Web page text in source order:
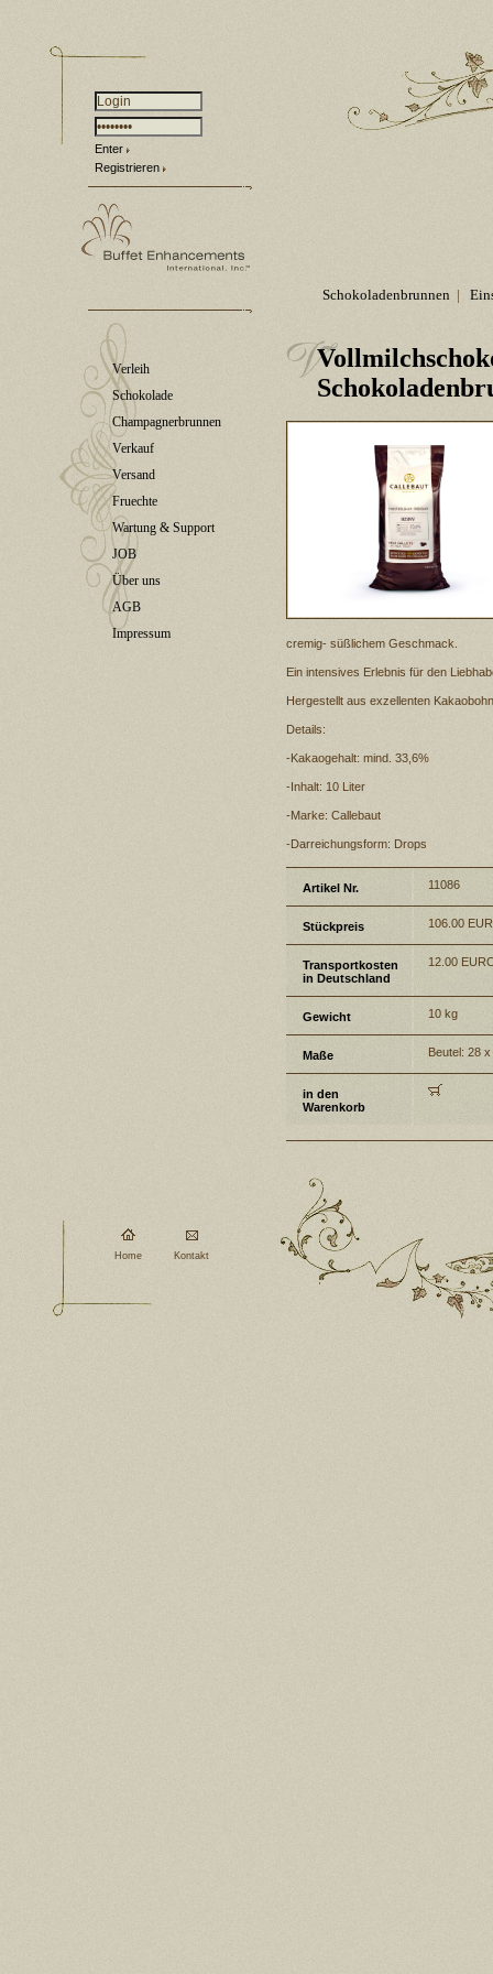
Enter
Registrieren
Verleih
Schokolade
Champagnerbrunnen
Verkauf
Versand
Fruechte
Wartung & Support
JOB
Über uns
AGB
Impressum
Schokoladenbrunnen |
cremig- süßlichem Geschmack.
Ein intensives Erlebnis für den
Hergestellt aus exzellenten
Details:
-Kakaogehalt: mind. 33,6%
-Inhalt: 10 Liter
-Marke: Callebaut
-Darreichungsform: Drops
Artikel Nr. 11086
Stückpreis 106.00
Transportkosten
in Deutschland
12.00
Gewicht 10 kg
Maße Beutel: 28
in den
Warenkorb
Home Kontakt